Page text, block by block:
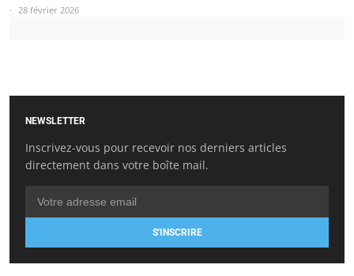
28 février 2026
NEWSLETTER
Inscrivez-vous pour recevoir nos derniers articles
directement dans votre boîte mail.
S'INSCRIRE